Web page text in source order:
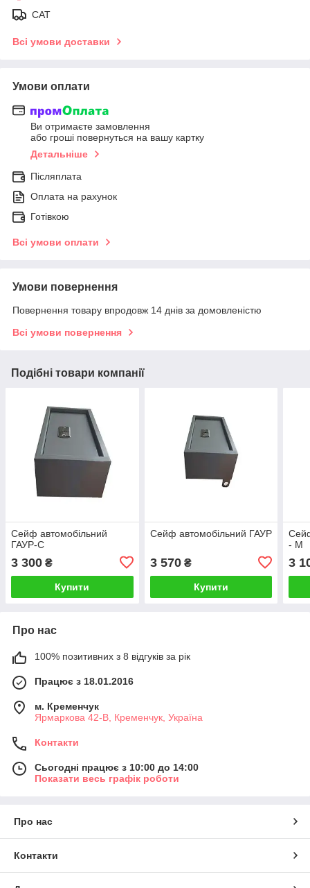
САТ
Всі умови доставки
Умови оплати
Ви отримаєте замовлення
або гроші повернуться на вашу картку
Детальніше
Післяплата
Оплата на рахунок
Готівкою
Всі умови оплати
Умови повернення
Повернення товару впродовж 14 днів за домовленістю
Всі умови повернення
Подібні товари компанії
Сейф автомобільний
ГАУР-С
3 300 ₴
Купити
Сейф автомобільний ГАУР
3 570₴
Купити
- М
3
Про нас
100% позитивних з 8 відгуків за рік
Працює з 18.01.2016
м. Кременчук
Ярмаркова 42-В, Кременчук, Україна
Контакти
Сьогодні працює з 10:00 до 14:00
Показати весь графік роботи
Про нас
Контакти